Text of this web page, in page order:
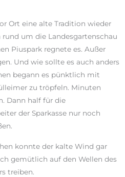
Ort eine alte Tradition wieder
um die Landesgartenschau
Piuspark regnete es. Außer
Und wie sollte es auch anders
begann es pünktlich mit
zu tröpfeln. Minuten
Dann half für die
der Sparkasse nur noch
konnte der kalte Wind gar
gemütlich auf den Wellen des
treiben.